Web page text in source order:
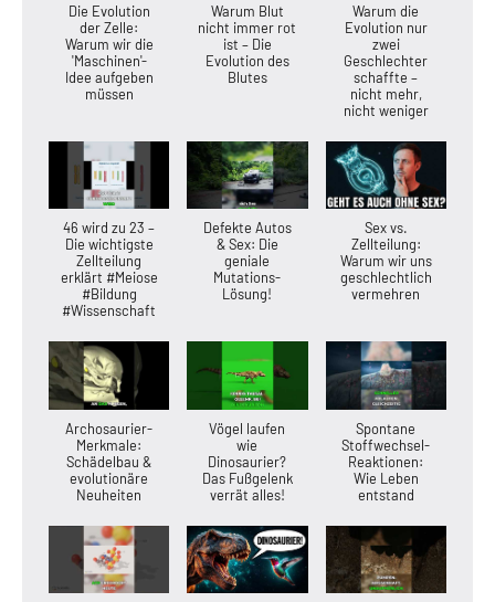
Die Evolution
der Zelle:
Warum wir die
'Maschinen'-
Idee aufgeben
müssen
Warum Blut
nicht immer rot
ist – Die
Evolution des
Blutes
Warum die
Evolution nur
zwei
Geschlechter
schaffte –
nicht mehr,
nicht weniger
46 wird zu 23 –
Die wichtigste
Zellteilung
erklärt #Meiose
#Bildung
#Wissenschaft
Defekte Autos
& Sex: Die
geniale
Mutations-
Lösung!
Sex vs.
Zellteilung:
Warum wir uns
geschlechtlich
vermehren
Archosaurier-
Merkmale:
Schädelbau &
evolutionäre
Neuheiten
Vögel laufen
wie
Dinosaurier?
Das Fußgelenk
verrät alles!
Spontane
Stoffwechsel-
Reaktionen:
Wie Leben
entstand